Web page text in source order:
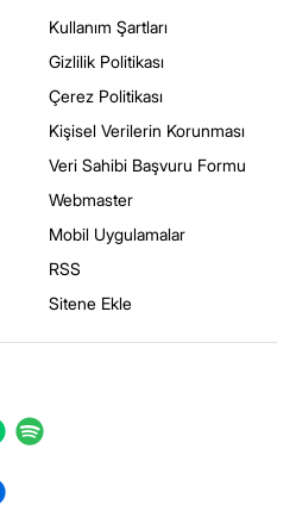
Kullanım Şartları
Gizlilik Politikası
Çerez Politikası
Kişisel Verilerin Korunması
Veri Sahibi Başvuru Formu
Webmaster
Mobil Uygulamalar
RSS
Sitene Ekle